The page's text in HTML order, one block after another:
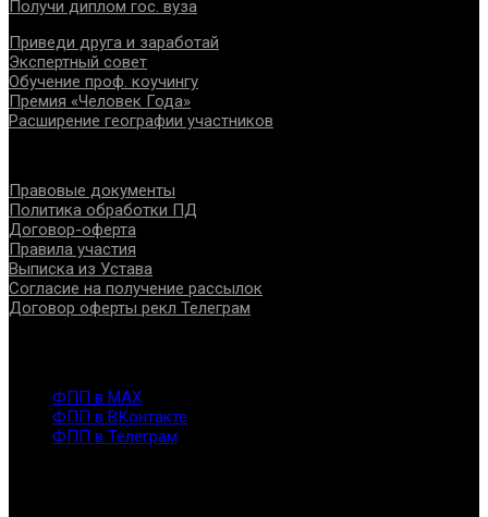
Получи диплом гос. вуза
Приведи друга и заработай
Экспертный совет
Обучение проф. коучингу
Премия «Человек Года»
Расширение географии участников
Правовые документы
Политика обработки ПД
Договор-оферта
Правила участия
Выписка из Устава
Согласие на получение рассылок
Договор оферты рекл Телеграм
ФПП в МАХ
ФПП в ВКонтакте
ФПП в Телеграм